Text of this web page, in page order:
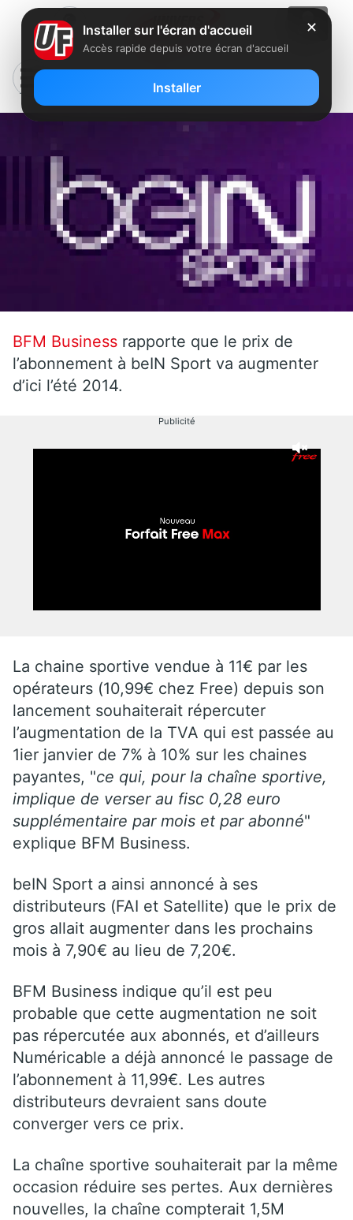
beIN Sport va augmenter son tarif
BFM Business rapporte que le prix de
l’abonnement à beIN Sport va augmenter
d’ici l’été 2014.
Publicité
La chaine sportive vendue à 11€ par les
opérateurs (10,99€ chez Free) depuis son
lancement souhaiterait répercuter
l’augmentation de la TVA qui est passée au
1ier janvier de 7% à 10% sur les chaines
payantes, "ce qui, pour la chaîne sportive,
implique de verser au fisc 0,28 euro
supplémentaire par mois et par abonné"
explique BFM Business.
beIN Sport a ainsi annoncé à ses
distributeurs (FAI et Satellite) que le prix de
gros allait augmenter dans les prochains
mois à 7,90€ au lieu de 7,20€.
BFM Business indique qu’il est peu
probable que cette augmentation ne soit
pas répercutée aux abonnés, et d’ailleurs
Numéricable a déjà annoncé le passage de
l’abonnement à 11,99€. Les autres
distributeurs devraient sans doute
converger vers ce prix.
La chaîne sportive souhaiterait par la même
occasion réduire ses pertes. Aux dernières
nouvelles, la chaîne compterait 1,5M
✕
Installer sur l'écran d'accueil
Accès rapide depuis votre écran d'accueil
Installer